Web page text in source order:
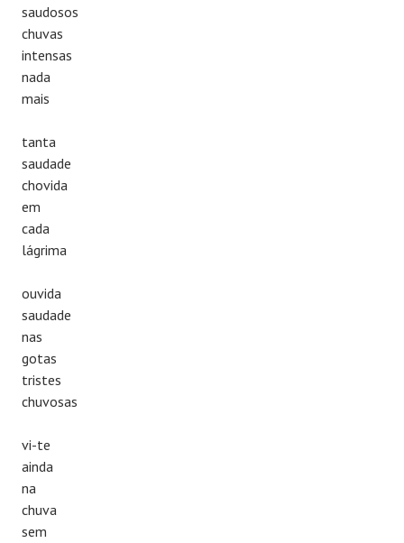
saudosos
chuvas
intensas
nada
mais
tanta
saudade
chovida
em
cada
lágrima
ouvida
saudade
nas
gotas
tristes
chuvosas
vi-te
ainda
na
chuva
sem